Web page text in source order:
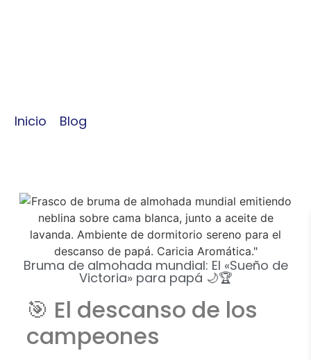
Inicio
Blog
Bruma de almohada mundial: El «Sueño de
Victoria» para papá 🌙🏆
🎯 El descanso de los
campeones